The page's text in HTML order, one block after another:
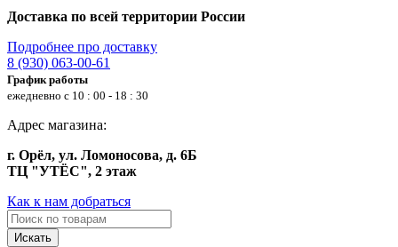
Доставка по всей территории России
Подробнее про доставку
8 (930) 063-00-61
График работы
ежедневно с 10 : 00 - 18 : 30
Адрес магазина:
г. Орёл, ул. Ломоносова, д. 6Б
ТЦ "УТЁС", 2 этаж
Как к нам добраться
Искать